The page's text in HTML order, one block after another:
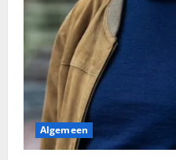
Algemeen